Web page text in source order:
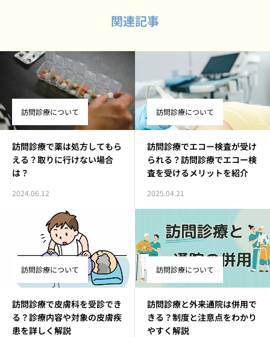
関連記事
訪問診療について
訪問診療で薬は処方してもら
える？取りに行けない場合
は？
2024.06.12
訪問診療について
訪問診療でエコー検査が受け
られる？訪問診療でエコー検
査を受けるメリットを紹介
2025.04.21
訪問診療について
訪問診療で皮膚科を受診でき
る？診療内容や対象の皮膚疾
患を詳しく解説
訪問診療について
訪問診療と外来通院は併用で
きる？制度と注意点をわかり
やすく解説